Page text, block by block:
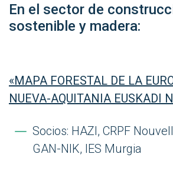
En el sector de
sostenible y madera:
«MAPA FORESTAL DE LA
NUEVA-AQUITANIA EUSKADI
Socios: HAZI, CRPF
GAN-NIK, IES Murgia